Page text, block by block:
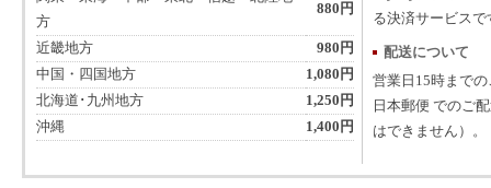
方
880円
近畿地方
980円
中国・四国地方
1,080円
北海道･九州地方
1,250円
沖縄
1,400円
る決済サービスで
配送について
営業日15時まで
日本郵便 でのご
はできません）。